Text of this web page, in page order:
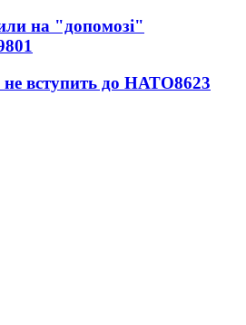
на "допомозі"
вступить до НАТО8623